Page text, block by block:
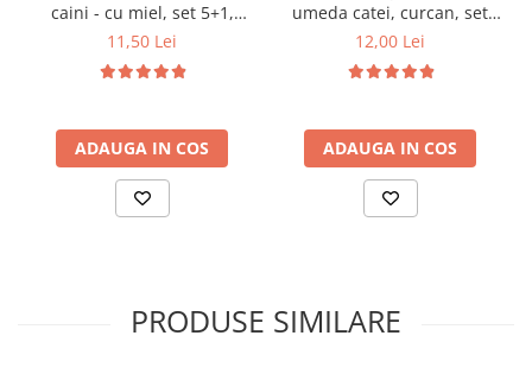
caini - cu miel, set 5+1,
6*80 g
11,50 Lei
ADAUGA IN COS
umeda catei, curcan, set
5+1, 6x80 g
12,00 Lei
ADAUGA IN COS
PRODUSE SIMILARE